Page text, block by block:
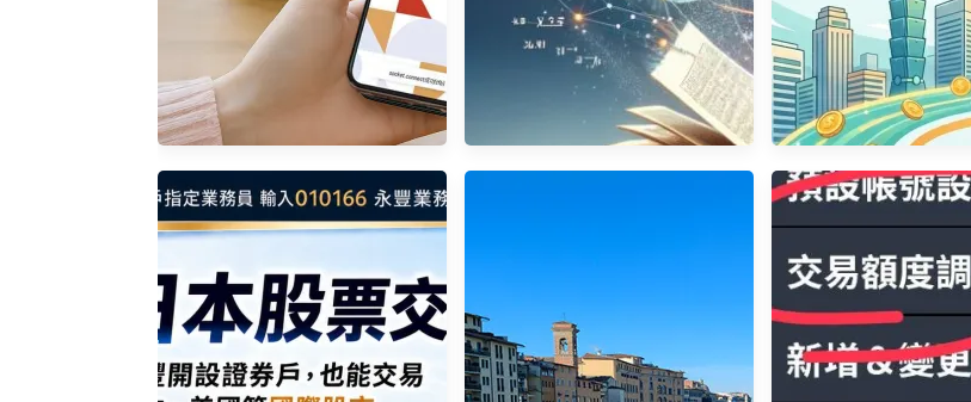
永豐 股票 期貨 複委託 定期定
額 債券 開戶
永豐金證券杜昭逸｜
證券期貨專家，連年
獲獎的開戶首